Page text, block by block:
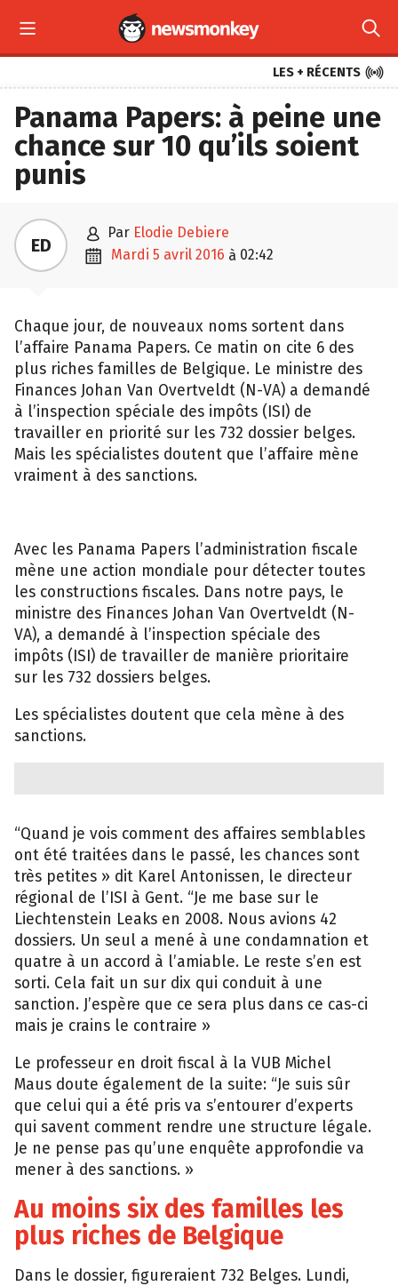
 
LES + RÉCENTS 
Panama Papers: à peine une
chance sur 10 qu’ils soient
punis
ED  par Elodie Debiere
 mardi 5 avril 2016 à 02:42
Chaque jour, de nouveaux noms sortent dans
l’affaire Panama Papers. Ce matin on cite 6 des
plus riches familles de Belgique. Le ministre des
Finances Johan Van Overtveldt (N-VA) a demandé
à l’inspection spéciale des impôts (ISI) de
travailler en priorité sur les 732 dossier belges.
Mais les spécialistes doutent que l’affaire mène
vraiment à des sanctions.
Avec les Panama Papers l’administration fiscale
mène une action mondiale pour détecter toutes
les constructions fiscales. Dans notre pays, le
ministre des Finances Johan Van Overtveldt (N-
VA), a demandé à l’inspection spéciale des
impôts (ISI) de travailler de manière prioritaire
sur les 732 dossiers belges.
Les spécialistes doutent que cela mène à des
sanctions.
“Quand je vois comment des affaires semblables
ont été traitées dans le passé, les chances sont
très petites » dit Karel Antonissen, le directeur
régional de l’ISI à Gent. “Je me base sur le
Liechtenstein Leaks en 2008. Nous avions 42
dossiers. Un seul a mené à une condamnation et
quatre à un accord à l’amiable. Le reste s’en est
sorti. Cela fait un sur dix qui conduit à une
sanction. J’espère que ce sera plus dans ce cas-ci
mais je crains le contraire »
Le professeur en droit fiscal à la VUB Michel
Maus doute également de la suite: “Je suis sûr
que celui qui a été pris va s’entourer d’experts
qui savent comment rendre une structure légale.
Je ne pense pas qu’une enquête approfondie va
mener à des sanctions. »
Au moins six des familles les
plus riches de Belgique
Dans le dossier, figureraient 732 Belges. Lundi,